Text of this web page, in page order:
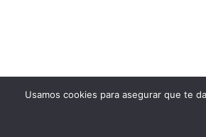
Usamos cookies para asegurar que te